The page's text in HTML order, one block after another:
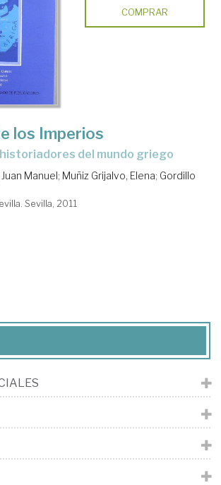
COMPRAR
los Imperios
historiadores del mundo griego
Manuel; Muñiz Grijalvo, Elena; Gordillo
Sevilla, 2011